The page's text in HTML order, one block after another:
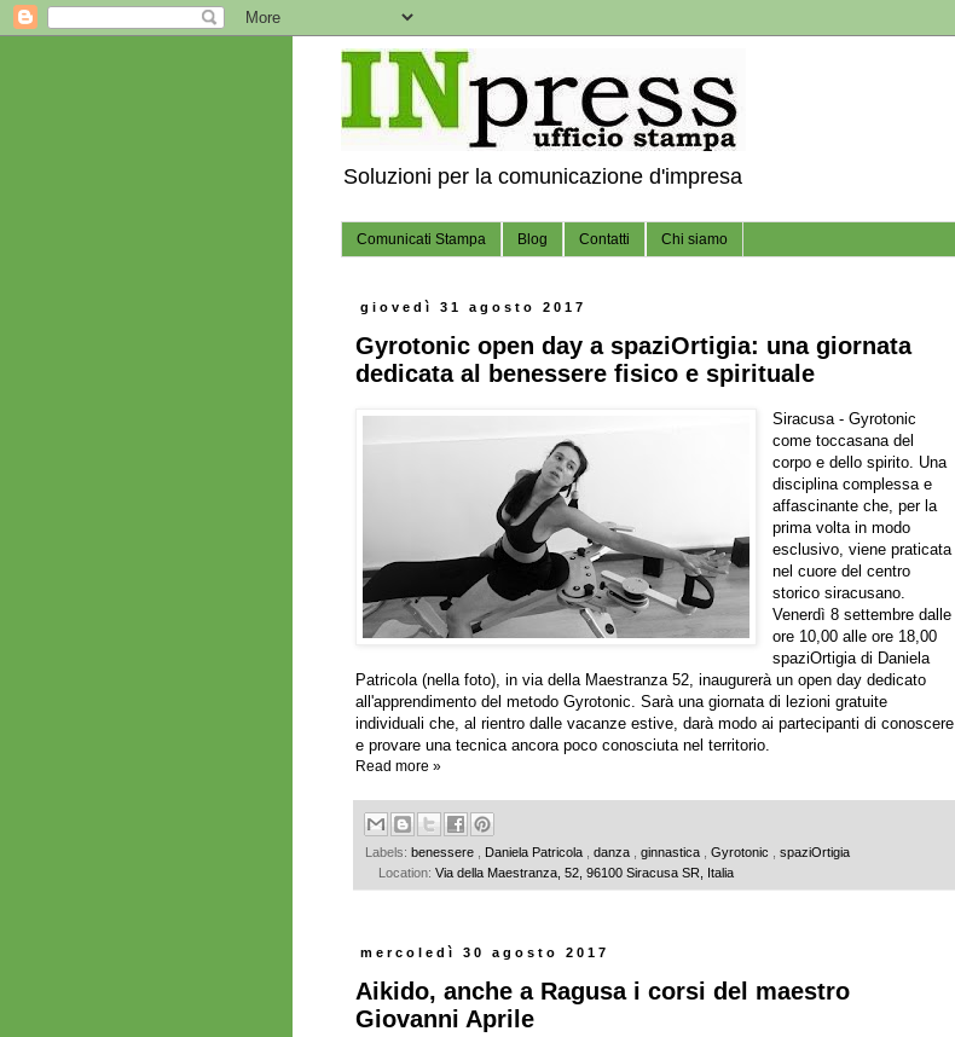
Soluzioni per la comunicazione d'impresa
Comunicati Stampa Blog Contatti Chi siamo
giovedì 31 agosto 2017
Gyrotonic open day a spaziOrtigia: una giornata
dedicata al benessere fisico e spirituale
Siracusa - Gyrotonic
come toccasana del
corpo e dello spirito. Una
disciplina complessa e
affascinante che, per la
prima volta in modo
esclusivo, viene praticata
nel cuore del centro
storico siracusano.
Venerdì 8 settembre dalle
ore 10,00 alle ore 18,00
spaziOrtigia di Daniela
Patricola (nella foto), in via della Maestranza 52, inaugurerà un open day dedicato
all'apprendimento del metodo Gyrotonic. Sarà una giornata di lezioni gratuite
individuali che, al rientro dalle vacanze estive, darà modo ai partecipanti di conoscere
e provare una tecnica ancora poco conosciuta nel territorio.
Read more »
Labels: benessere Daniela Patricola danza ginnastica Gyrotonic
spaziOrtigia
Location: Via della Maestranza, 52, 96100 Siracusa SR, Italia
mercoledì 30 agosto 2017
Aikido, anche a Ragusa i corsi del maestro
Giovanni Aprile